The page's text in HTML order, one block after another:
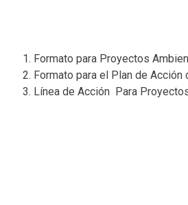
Formato para Proyectos
Formato para el Plan de
Línea de Acción Para